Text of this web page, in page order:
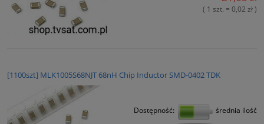
( 1 szt. = 0,02 zł )
[1100szt] MLK1005S68NJT 68nH Chip Inductor SMD-0402 TDK
Dostępność: średnia ilość